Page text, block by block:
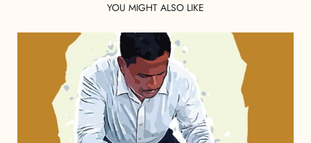
YOU MIGHT ALSO LIKE